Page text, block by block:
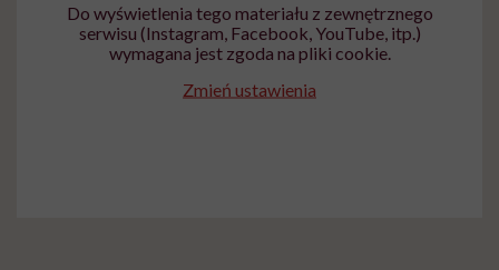
Do wyświetlenia tego materiału z zewnętrznego
serwisu (Instagram, Facebook, YouTube, itp.)
wymagana jest zgoda na pliki cookie.
Zmień ustawienia